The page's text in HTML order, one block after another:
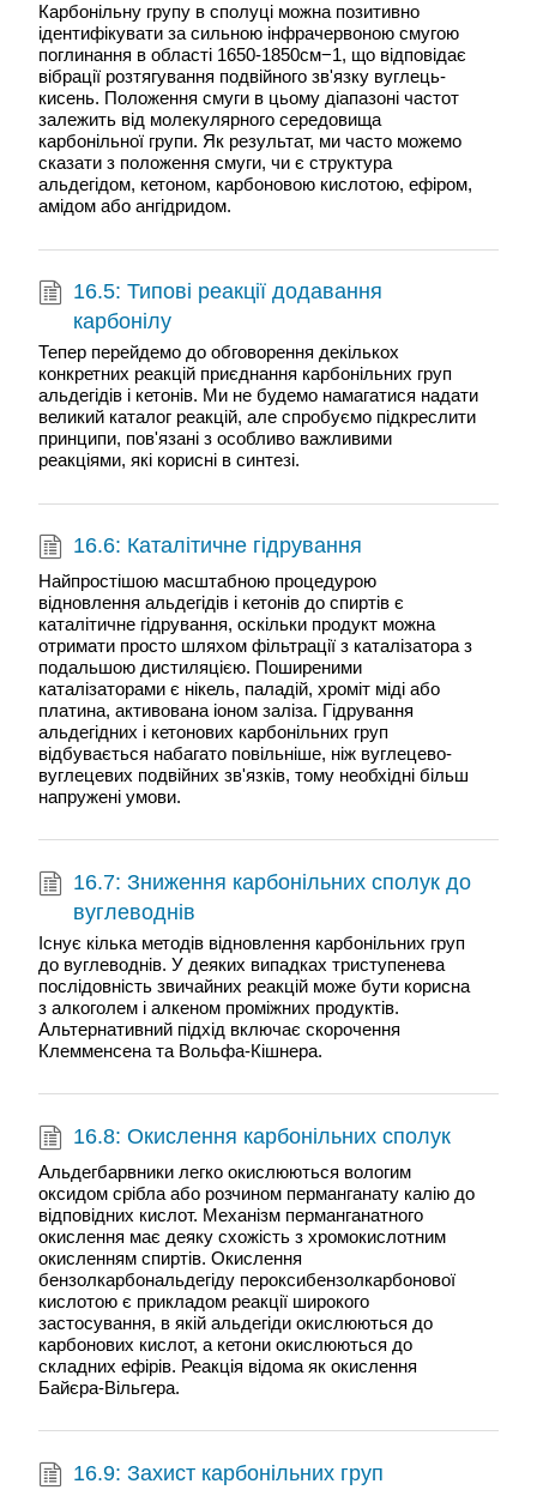
Карбонільну групу в сполуці можна позитивно
ідентифікувати за сильною інфрачервоною смугою
поглинання в області 1650-1850см−1, що відповідає
вібрації розтягування подвійного зв'язку вуглець-
кисень. Положення смуги в цьому діапазоні частот
залежить від молекулярного середовища
карбонільної групи. Як результат, ми часто можемо
сказати з положення смуги, чи є структура
альдегідом, кетоном, карбоновою кислотою, ефіром,
амідом або ангідридом.
16.5: Типові реакції додавання
карбонілу
Тепер перейдемо до обговорення декількох
конкретних реакцій приєднання карбонільних груп
альдегідів і кетонів. Ми не будемо намагатися надати
великий каталог реакцій, але спробуємо підкреслити
принципи, пов'язані з особливо важливими
реакціями, які корисні в синтезі.
16.6: Каталітичне гідрування
Найпростішою масштабною процедурою
відновлення альдегідів і кетонів до спиртів є
каталітичне гідрування, оскільки продукт можна
отримати просто шляхом фільтрації з каталізатора з
подальшою дистиляцією. Поширеними
каталізаторами є нікель, паладій, хроміт міді або
платина, активована іоном заліза. Гідрування
альдегідних і кетонових карбонільних груп
відбувається набагато повільніше, ніж вуглецево-
вуглецевих подвійних зв'язків, тому необхідні більш
напружені умови.
16.7: Зниження карбонільних сполук до
вуглеводнів
Існує кілька методів відновлення карбонільних груп
до вуглеводнів. У деяких випадках триступенева
послідовність звичайних реакцій може бути корисна
з алкоголем і алкеном проміжних продуктів.
Альтернативний підхід включає скорочення
Клемменсена та Вольфа-Кішнера.
16.8: Окислення карбонільних сполук
Альдегбарвники легко окислюються вологим
оксидом срібла або розчином перманганату калію до
відповідних кислот. Механізм перманганатного
окислення має деяку схожість з хромокислотним
окисленням спиртів. Окислення
бензолкарбональдегіду пероксибензолкарбонової
кислотою є прикладом реакції широкого
застосування, в якій альдегіди окислюються до
карбонових кислот, а кетони окислюються до
складних ефірів. Реакція відома як окислення
Байєра-Вільгера.
16.9: Захист карбонільних груп